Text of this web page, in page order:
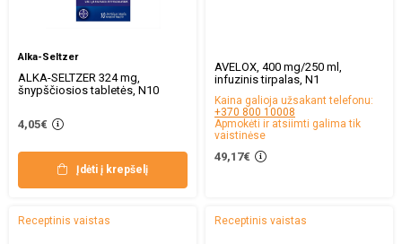
Alka-Seltzer
ALKA-SELTZER 324 mg,
šnypščiosios tabletės, N10
4,05€
Įdėti į krepšelį
AVELOX, 400 mg/250 ml,
infuzinis tirpalas, N1
Kaina galioja užsakant telefonu:
+370 800 10008
Apmokėti ir atsiimti galima tik
vaistinėse
49,17€
Receptinis vaistas Receptinis vaistas